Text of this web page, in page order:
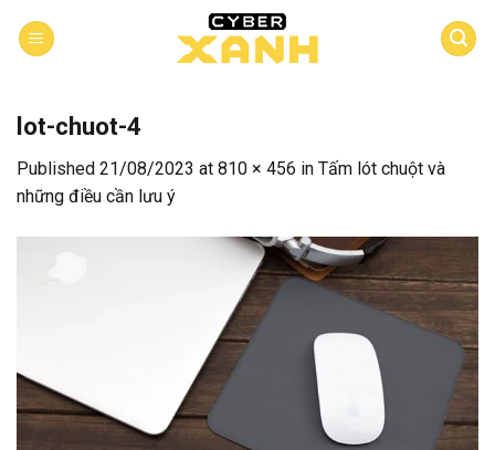
lot-chuot-4
Published 21/08/2023 at 810 × 456 in Tấm lót chuột và
những điều cần lưu ý